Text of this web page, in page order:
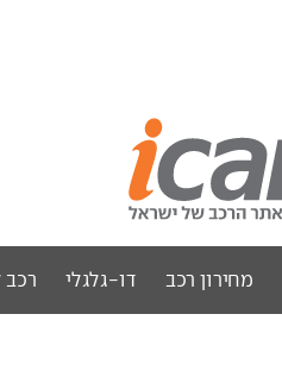
מחירון רכב דו-גלגלי רכב